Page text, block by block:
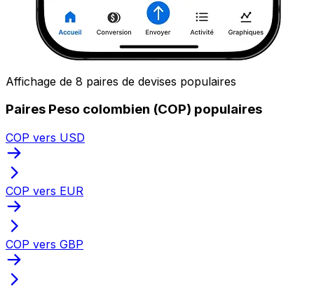
Affichage de 8 paires de devises populaires
Paires Peso colombien (COP) populaires
COP vers USD
COP vers EUR
COP vers GBP